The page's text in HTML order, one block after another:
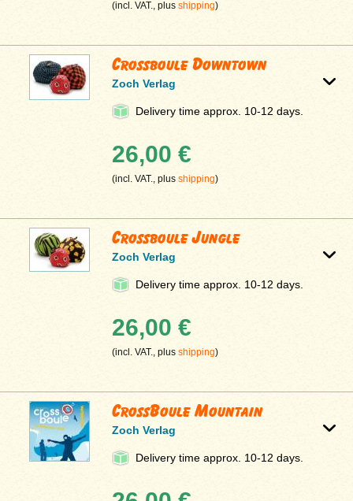
(incl. VAT., plusshipping)
Crossboule Downtown
Zoch Verlag
Delivery time approx. 10-12 days.
26,00 €
(incl. VAT., plusshipping)
Crossboule Jungle
Zoch Verlag
Delivery time approx. 10-12 days.
26,00 €
(incl. VAT., plusshipping)
CrossBoule Mountain
Zoch Verlag
Delivery time approx. 10-12 days.